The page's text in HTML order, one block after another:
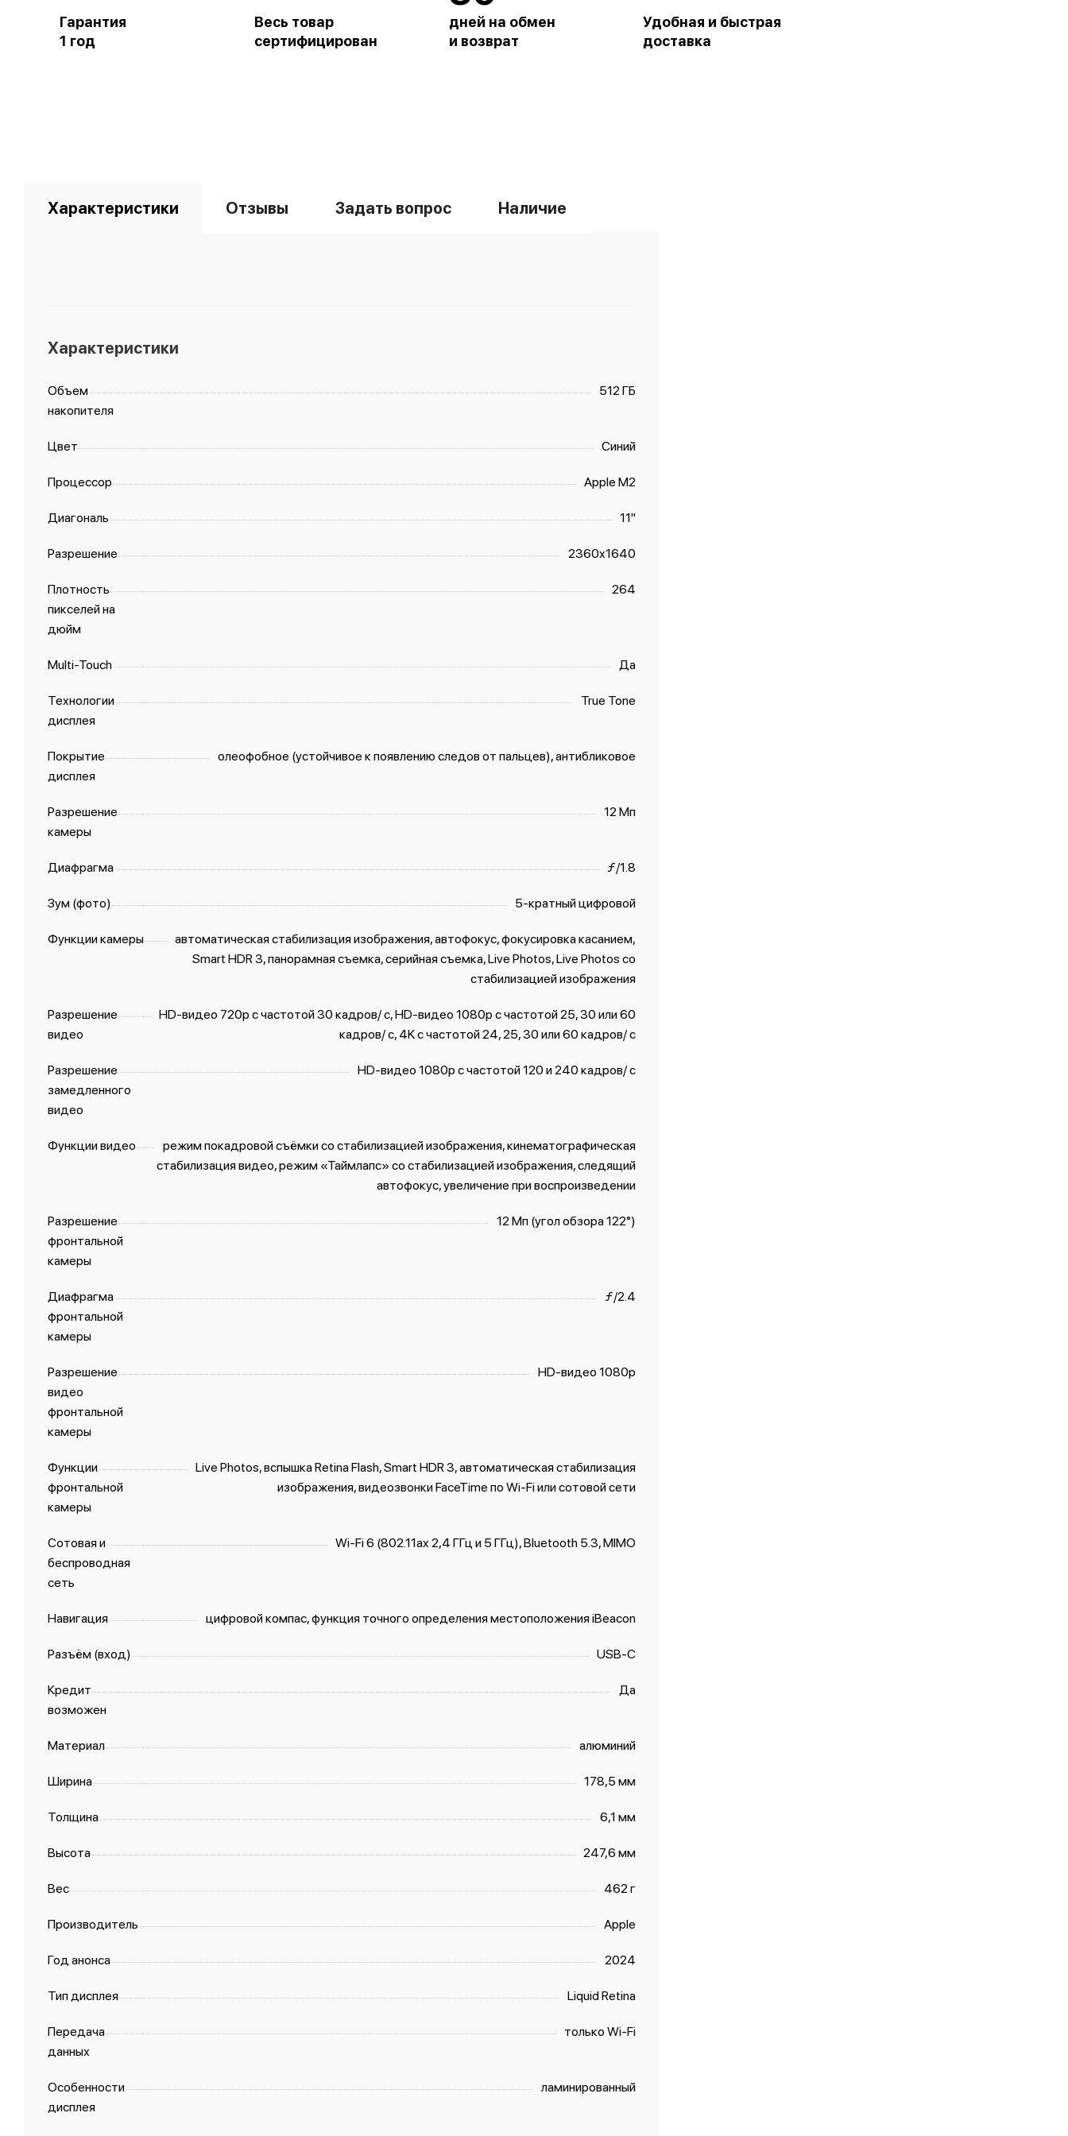
Гарантия
1 год
Весь товар
сертифицирован
дней на обмен
и возврат
Удобная и быстрая
доставка
Характеристики Отзывы Задать вопрос Наличие
Характеристики
Объем
накопителя
512 ГБ
Цвет Синий
Процессор Apple M2
Диагональ 11"
Разрешение 2360x1640
Плотность
пикселей на
дюйм
264
Multi-Touch Да
Технологии
дисплея
True Tone
Покрытие
дисплея
олеофобное (устойчивое к появлению следов от пальцев), антибликовое
Разрешение
камеры
12 Мп
Диафрагма ƒ/1.8
Зум (фото) 5-кратный цифровой
Функции камеры
автоматическая стабилизация изображения, автофокус, фокусировка касанием,
Smart HDR 3, панорамная съемка, серийная съемка, Live Photos, Live Photos со
стабили­зацией изображения
Разрешение
видео
HD-видео 720p с частотой 30 кадров/ с, HD-видео 1080p с частотой 25, 30 или 60
кадров/ с, 4K с частотой 24, 25, 30 или 60 кадров/ с
Разрешение
замедленного
видео
HD-видео 1080р с частотой 120 и 240 кадров/ с
Функции видео
режим покадровой съёмки со стабилизацией изображения, кинематографическая
стабилизация видео, режим «Таймлапс» со стабили­зацией изображения, следящий
автофокус, увеличение при воспроизведении
Разрешение
фронтальной
камеры
12 Мп (угол обзора 122°)
Диафрагма
фронтальной
камеры
ƒ/2.4
Разрешение
видео
фронтальной
камеры
HD-видео 1080p
Функции
фронтальной
камеры
Live Photos, вспышка Retina Flash, Smart HDR 3, автоматическая стабилизация
изображения, видеозвонки FaceTime по Wi‑Fi или сотовой сети
Сотовая и
беспроводная
сеть
Wi-Fi 6 (802.11ax 2,4 ГГц и 5 ГГц), Bluetooth 5.3, MIMO
Навигация цифровой компас, функция точного определения местоположения iBeacon
Разъём (вход) USB‑C
Кредит
возможен
Да
Материал алюминий
Ширина 178,5 мм
Толщина 6,1 мм
Высота 247,6 мм
Вес 462 г
Производитель Apple
Год анонса 2024
Тип дисплея Liquid Retina
Передача
данных
только Wi-Fi
Особенности
дисплея
ламинированный